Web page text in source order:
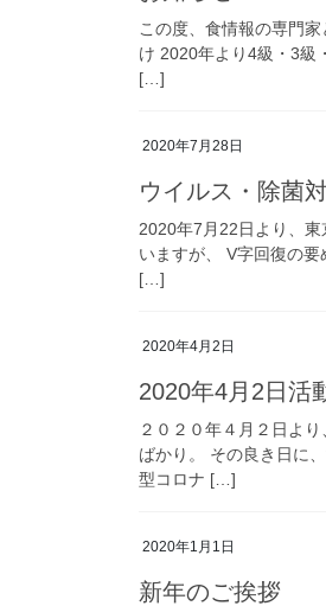
この度、食情報の専門
け 2020年より4級・3級
[…]
2020年7月28日
ウイルス・除菌
2020年7月22日より、
いますが、 V字回復の
[…]
2020年4月2日
2020年4月2日活
２０２０年４月２日よ
ばかり。 その良き日に
型コロナ […]
2020年1月1日
新年のご挨拶